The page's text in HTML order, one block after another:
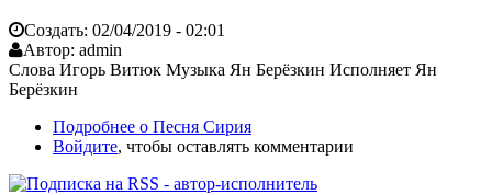
Создать: 02/04/2019 - 02:01
Автор: admin
Слова Игорь Витюк Музыка Ян Берёзкин Исполняет Ян
Берёзкин
Подробнее о Песня Сирия
Войдите, чтобы оставлять комментарии